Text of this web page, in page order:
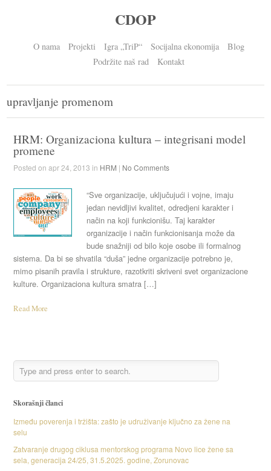
CDOP
O nama Projekti Igra „TriP“ Socijalna ekonomija
Blog
Podržite naš rad
Kontakt
upravljanje promenom
HRM: Organizaciona kultura – integrisani model
promene
Posted on apr 24, 2013 in HRM | No Comments
“Sve organizacije, uključujući i vojne, imaju
jedan nevidljivi kvalitet, odredjeni karakter i
način na koji funkcionišu. Taj karakter
organizacije i način funkcionisanja može da
bude snažniji od bilo koje osobe ili formalnog
sistema. Da bi se shvatila “duša” jedne organizacije potrebno je,
mimo pisanih pravila i strukture, razotkriti skriveni svet organizacione
kulture. Organizaciona kultura smatra […]
Read More
Skorašnji članci
Između poverenja i tržišta: zašto je udruživanje ključno za žene na
selu
Zatvaranje drugog ciklusa mentorskog programa Novo lice žene sa
sela, generacija 24/25, 31.5.2025. godine, Zorunovac